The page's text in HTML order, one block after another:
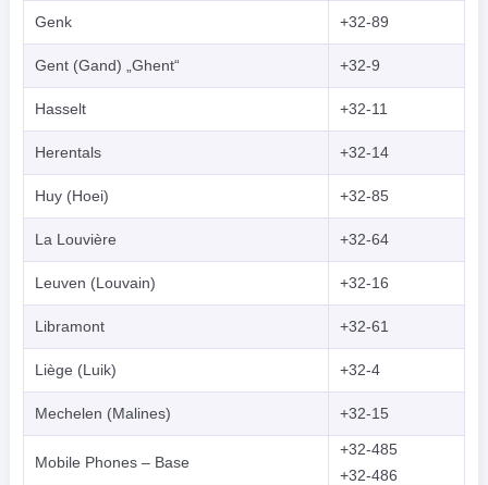
Genk +32-89
Gent (Gand) „Ghent“ +32-9
Hasselt +32-11
Herentals +32-14
Huy (Hoei) +32-85
La Louvière +32-64
Leuven (Louvain) +32-16
Libramont +32-61
Liège (Luik) +32-4
Mechelen (Malines) +32-15
Mobile Phones – Base
+32-485
+32-486